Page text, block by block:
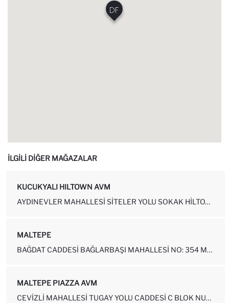
İLGİLİ DİĞER MAĞAZALAR
KUCUKYALI HILTOWN AVM
AYDINEVLER MAHALLESI SITELER YOLU SOKAK HILTOWN ALIŞVERIŞ MERKEZI N...
MALTEPE
BAĞDAT CADDESİ BAĞLARBAŞI MAHALLESİ NO: 354 MALTEPE - İSTABNBUL KAT...
MALTEPE PIAZZA AVM
CEVIZLI MAHALLESI TUGAY YOLU CADDESI C BLOK NUMARA: 69C-1B15 MALTEP...